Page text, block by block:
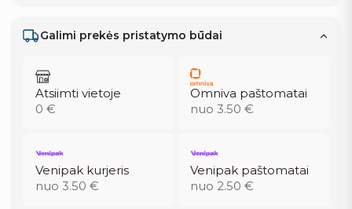
Galimi prekės pristatymo būdai
Atsiimti vietoje
0 €
Omniva paštomatai
nuo 3.50 €
Venipak kurjeris
nuo 3.50 €
Venipak paštomatai
nuo 2.50 €